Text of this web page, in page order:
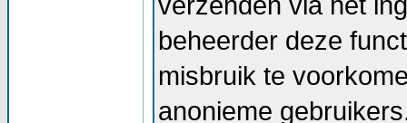
beheerder deze
misbruik te
anonieme